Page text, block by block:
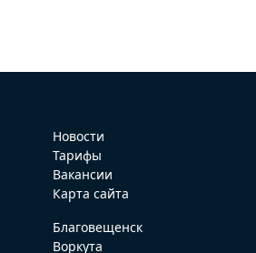
Новости
Тарифы
Вакансии
Карта сайта
Благовещенск
Воркута